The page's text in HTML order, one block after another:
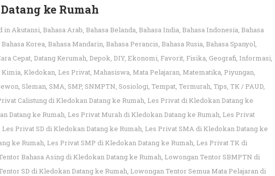
ke Rumah
inAkutansi, Bahasa Arab, Bahasa Belanda, Bahasa India, Bahasa Indonesia, Bahasa
Bahasa Korea, Bahasa Mandarin, Bahasa Perancis, Bahasa Rusia, Bahasa Spanyol,
Cepat, Datang Kerumah, Depok, DIY, Ekonomi, Favorit, Fisika, Geografi, Informasi,
Kimia, Kledokan, Les Privat, Mahasiswa, Mata Pelajaran, Matematika, Piyungan,
, Sleman, SMA, SMP, SNMPTN, Sosiologi, Tempat, Termurah, Tips, TK / PAUD,
Calistung di Kledokan Datang ke Rumah, Les Privat di Kledokan Datang ke
Datang ke Rumah, Les Privat Murah di Kledokan Datang ke Rumah, Les Privat
Les Privat SD di Kledokan Datang ke Rumah, Les Privat SMA di Kledokan Datang ke
ke Rumah, Les Privat SMP di Kledokan Datang ke Rumah, Les Privat TK di
Bahasa Asing di Kledokan Datang ke Rumah, Lowongan Tentor SBMPTN di
SD di Kledokan Datang ke Rumah, Lowongan Tentor Semua Mata Pelajaran di